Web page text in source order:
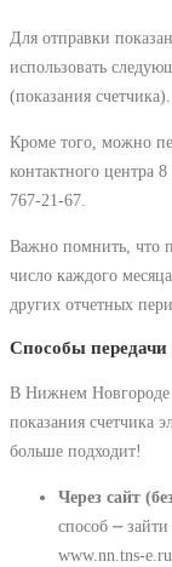
Для отправки
использовать
(показания счетчика).
Кроме того, можно
контактного центра
767-21-67.
Важно помнить, что
число каждого
других отчетных
Способы передачи
В Нижнем Новгороде
показания счетчика
больше подходит!
Через сайт
способ ⎼
www.nn.tns-